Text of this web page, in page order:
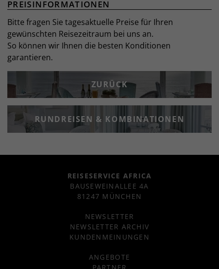
PREISINFORMATIONEN
Bitte fragen Sie tagesaktuelle Preise für Ihren
gewünschten Reisezeitraum bei uns an.
So können wir Ihnen die besten Konditionen
garantieren.
ZURÜCK
RUNDREISEN & KOMBINATIONEN
REISESERVICE AFRICA
BAUSEWEINALLEE 4A
81247 MÜNCHEN
NEWSLETTER
NEWSLETTER ARCHIV
KUNDENMEINUNGEN
ANGEBOTE